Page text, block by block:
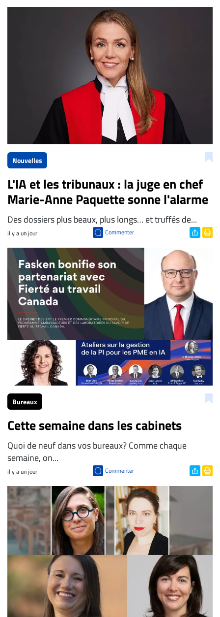
Bien à vous,
La Rédaction de Droit-inc.com
Nouvelles
L'IA et les tribunaux : la juge en chef
Marie-Anne Paquette sonne l'alarme
Des dossiers plus beaux, plus longs… et truffés de...
il y a un jour Commenter
Bureaux
Cette semaine dans les cabinets
Quoi de neuf dans vos bureaux? Comme chaque
semaine, on...
il y a un jour Commenter